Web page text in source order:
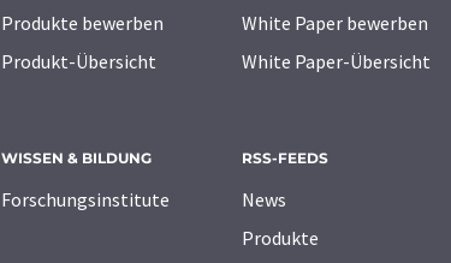
Produkte bewerben
Produkt-Übersicht
White Paper bewerben
White Paper-Übersicht
WISSEN & BILDUNG
Forschungsinstitute
RSS-FEEDS
News
Produkte